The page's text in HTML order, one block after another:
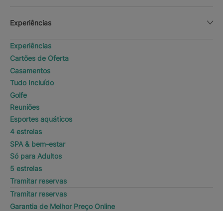
Experiências
Experiências
Cartões de Oferta
Casamentos
Tudo Incluído
Golfe
Reuniões
Esportes aquáticos
4 estrelas
SPA & bem-estar
Só para Adultos
5 estrelas
Tramitar reservas
Tramitar reservas
Garantia de Melhor Preço Online